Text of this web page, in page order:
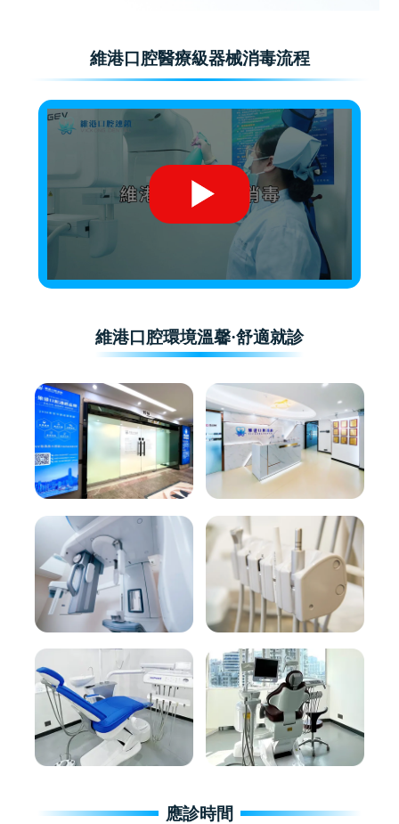
維港口腔醫療級器械消毒流程
維港口腔環境溫馨·舒適就診
應診時間